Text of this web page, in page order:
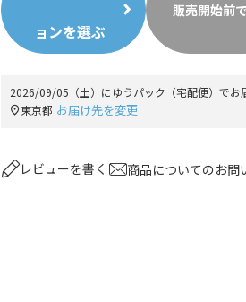
ョンを選ぶ
販売開始前
2026/09/05（土） に ゆうパック（宅配便） でお
東京都 お届け先を変更
レビューを書く 商品についてのお問